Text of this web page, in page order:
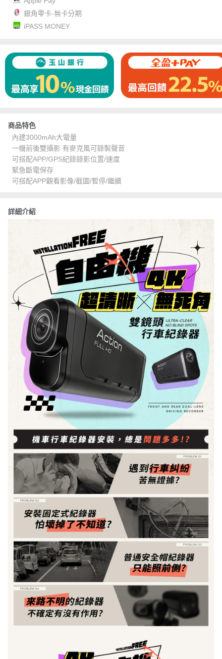
銀角零卡-無卡分期
iPASS MONEY
商品特色
內建3000mAh大電量
一機前後雙攝影 有麥克風可錄製聲音
可搭配APP/GPS紀錄錄影位置/速度
緊急斷電保存
可搭配APP觀看影像/截圖/暫停/繼續
詳細介紹